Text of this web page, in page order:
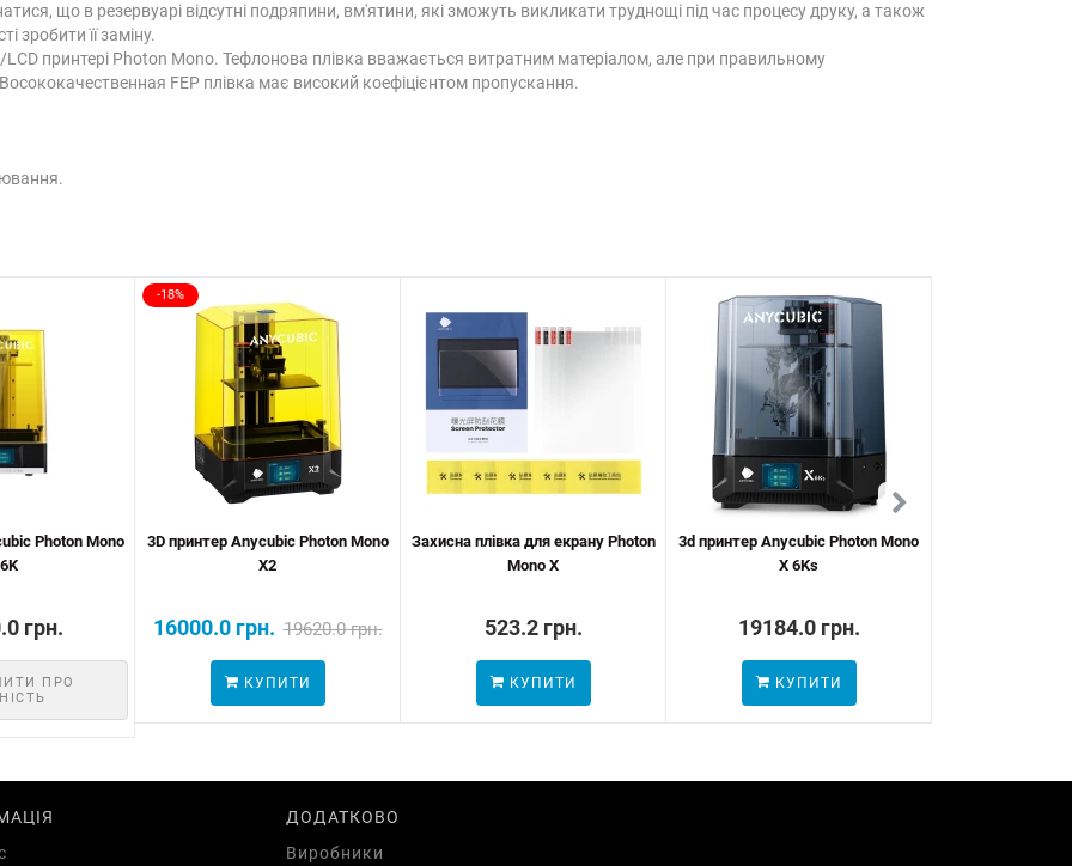
що в резервуарі відсутні подряпини, вм'ятини, які зможуть викликати труднощі під час процесу друку, а також
зробити її заміну.
принтері Photon Mono. Тефлонова плівка вважається витратним матеріалом, але при правильному
FEP плівка має високий коефіцієнтом пропускання.
Photon Mono
грн.
ПРО
-18%
3D принтер Anycubic Photon Mono
X2
16000.0 грн. 19620.0 грн.
КУПИТИ
Захисна плівка для екрану Photon
Mono X
523.2 грн.
КУПИТИ
3d принтер Anycubic Photon Mono
X 6Ks
19184.0 грн.
КУПИТИ
ДОДАТКОВО
Виробники